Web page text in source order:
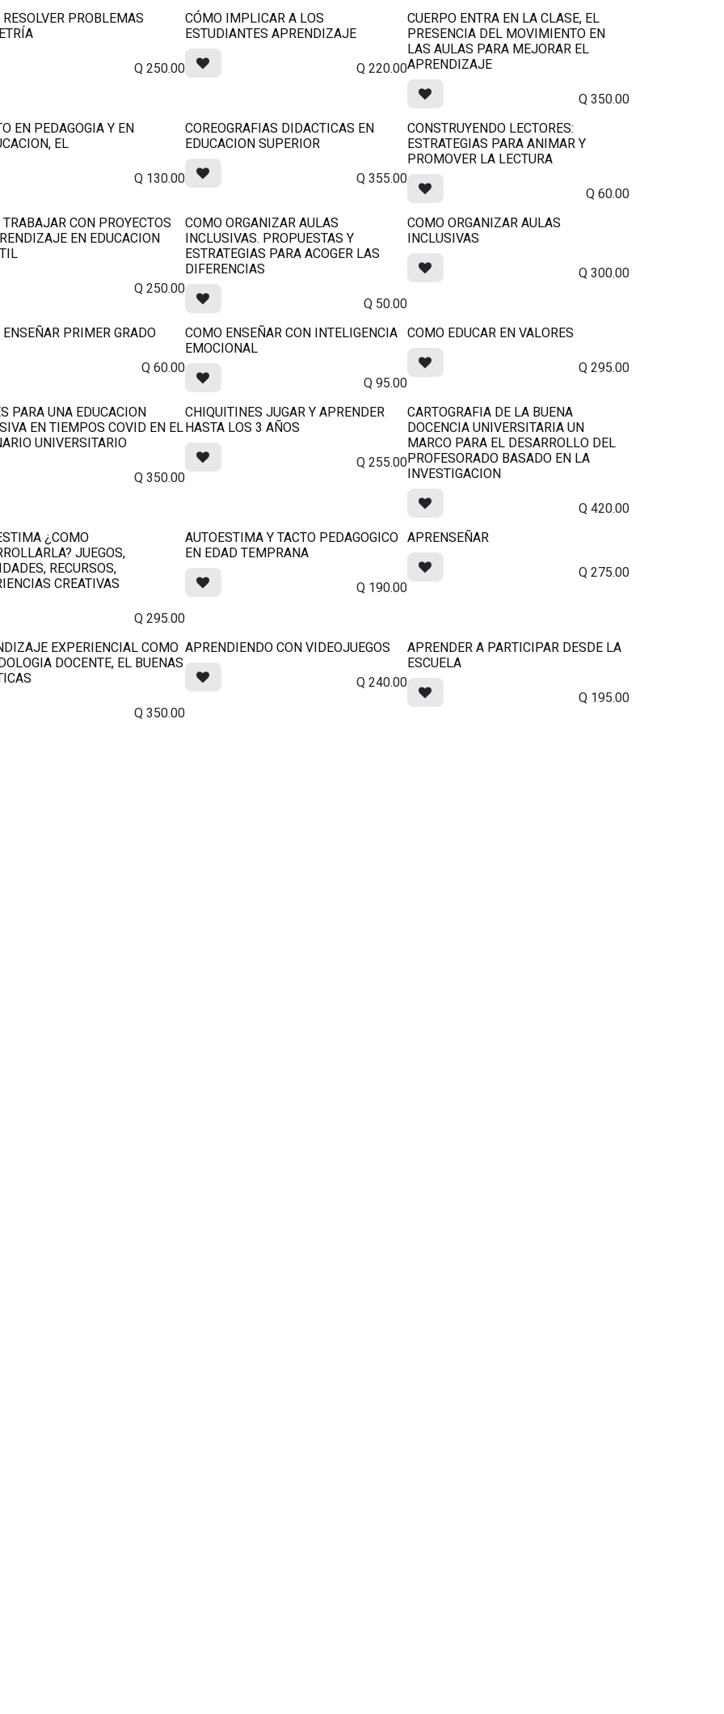
PROBLEMAS
Q250.00
CÓMO IMPLICAR A LOS
ESTUDIANTES APRENDIZAJE
Q220.00
CUERPO ENTRA EN LA CLASE, EL
PRESENCIA DEL MOVIMIENTO EN
LAS AULAS PARA MEJORAR EL
APRENDIZAJE
Q350.00
EN PEDAGOGIA Y EN
EL
Q 130.00
COREOGRAFIAS DIDACTICAS EN
EDUCACION SUPERIOR
Q355.00
CONSTRUYENDO LECTORES:
ESTRATEGIAS PARA ANIMAR Y
PROMOVER LA LECTURA
Q60.00
CON PROYECTOS
EN EDUCACION
Q250.00
COMO ORGANIZAR AULAS
INCLUSIVAS. PROPUESTAS Y
ESTRATEGIAS PARA ACOGER LAS
DIFERENCIAS
Q 50.00
COMO ORGANIZAR AULAS
INCLUSIVAS
Q300.00
PRIMER GRADO
Q60.00
COMO ENSEÑAR CON INTELIGENCIA
EMOCIONAL
Q95.00
COMO EDUCAR EN VALORES
Q295.00
PARA UNA EDUCACION
EN TIEMPOS COVID EN EL
UNIVERSITARIO
Q350.00
CHIQUITINES JUGAR Y APRENDER
HASTA LOS 3 AÑOS
Q255.00
CARTOGRAFIA DE LA BUENA
DOCENCIA UNIVERSITARIA UN
MARCO PARA EL DESARROLLO DEL
PROFESORADO BASADO EN LA
INVESTIGACION
Q420.00
¿COMO
JUEGOS,
RECURSOS,
CREATIVAS
Q295.00
AUTOESTIMA Y TACTO PEDAGOGICO
EN EDAD TEMPRANA
Q 190.00
APRENSEÑAR
Q275.00
EXPERIENCIAL COMO
DOCENTE, EL BUENAS
Q350.00
APRENDIENDO CON VIDEOJUEGOS
Q240.00
APRENDER A PARTICIPAR DESDE LA
ESCUELA
Q 195.00